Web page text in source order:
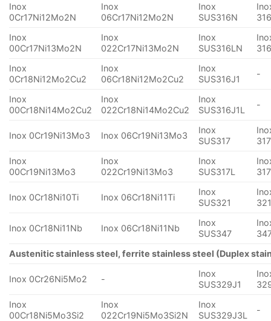
Inox
0Cr17Ni12Mo2N
Inox
06Cr17Ni12Mo2N
Inox
SUS316N
Inox
00Cr17Ni13Mo2N
Inox
022Cr17Ni13Mo2N
Inox
SUS316LN
Inox
0Cr18Ni12Mo2Cu2
Inox
06Cr18Ni12Mo2Cu2
Inox
SUS316J1
-
Inox
00Cr18Ni14Mo2Cu2
Inox
022Cr18Ni14Mo2Cu2
Inox
SUS316J1L
-
Inox 0Cr19Ni13Mo3 Inox 06Cr19Ni13Mo3
Inox
SUS317
317
Inox
00Cr19Ni13Mo3
Inox
022Cr19Ni13Mo3
Inox
SUS317L
Inox 0Cr18Ni10Ti Inox 06Cr18Ni11Ti
Inox
SUS321
Inox 0Cr18Ni11Nb Inox 06Cr18Ni11Nb
Inox
SUS347
Austenitic stainless steel, ferrite stainless steel (Duplex
Inox 0Cr26Ni5Mo2 -
Inox
SUS329J1
Inox
00Cr18Ni5Mo3Si2
Inox
022Cr19Ni5Mo3Si2N
Inox
SUS329J3L
-